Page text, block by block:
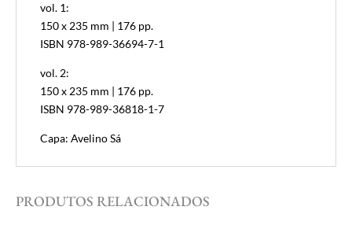
vol. 1:
150 x 235 mm | 176 pp.
ISBN 978-989-36694-7-1
vol. 2:
150 x 235 mm | 176 pp.
ISBN 978-989-36818-1-7
Capa: Avelino Sá
PRODUTOS RELACIONADOS